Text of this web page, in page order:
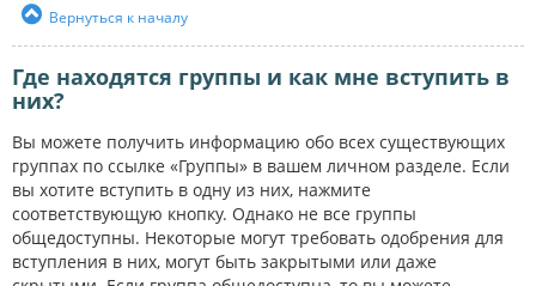
Вернуться к началу
Где находятся группы и как мне вступить в
них?
Вы можете получить информацию обо всех существующих
группах по ссылке «Группы» в вашем личном разделе. Если
вы хотите вступить в одну из них, нажмите
соответствующую кнопку. Однако не все группы
общедоступны. Некоторые могут требовать одобрения для
вступления в них, могут быть закрытыми или даже